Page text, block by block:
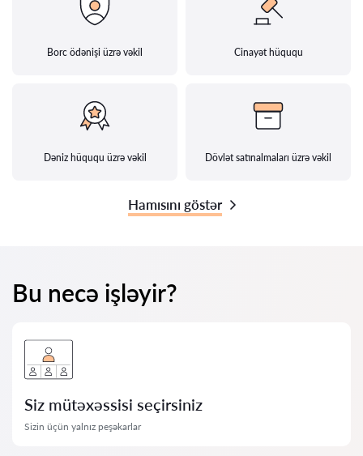
Borc ödənişi üzrə vəkil Cinayət hüququ
Dəniz hüququ üzrə vəkil Dövlət satınalmaları üzrə vəkil
Hamısını göstər
Bu necə işləyir?
Siz mütəxəssisi seçirsiniz
Sizin üçün yalnız peşəkarlar